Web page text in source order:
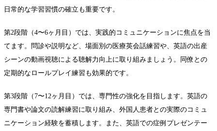
日常的な学習習慣の確立も重要です。
第2段階（4〜6ヶ月目）では、実践的コミュニケーションに焦点を当
てます。問診や説明など、場面別の医療英会話練習や、英語の出産
シーンの動画視聴による聴解力向上に取り組みましょう。同僚との
定期的なロールプレイ練習も効果的です。
第3段階（7〜12ヶ月目）では、専門性の強化を目指します。英語の
専門書や論文の読解練習に取り組み、外国人患者との実際のコミュ
ニケーション経験を蓄積します。また、英語での症例プレゼンテー